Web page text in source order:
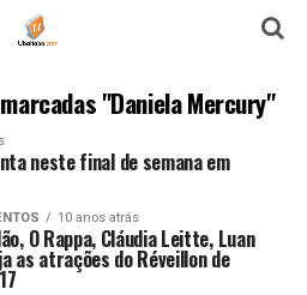
"Daniela Mercury"
neste final de semana em
10 anos atrás
O Rappa, Cláudia Leitte, Luan
as atrações do Réveillon de